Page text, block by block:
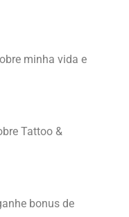
minha vida e
Tattoo &
bonus de